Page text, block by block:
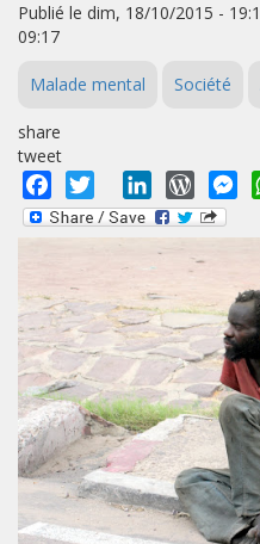
Publié le dim, 18/10/2015 -
09:17
Malade mental Société
share
tweet
Facebook
Twitter LinkedIn